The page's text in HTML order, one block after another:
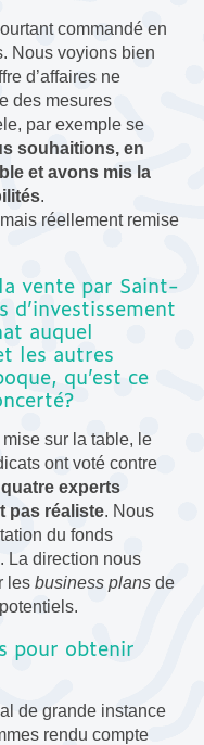
commandé en
Nous voyions bien
d’affaires ne
des mesures
par exemple se
souhaitions, en
et avons mis la
.
réellement remise
vente par Saint-
d’investissement
auquel
les autres
qu’est ce
sur la table, le
ont voté contre
experts
pas réaliste. Nous
du fonds
. La direction nous
lesbusiness plans de
pour obtenir
de grande instance
rendu compte